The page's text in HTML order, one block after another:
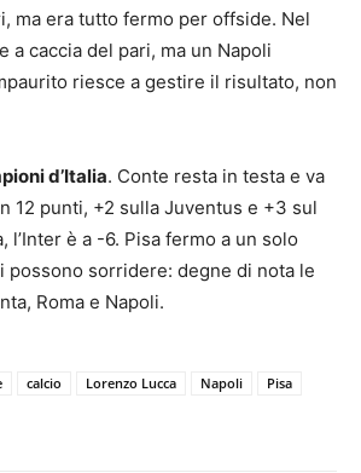
ma era tutto fermo per offside. Nel
a caccia del pari, ma un Napoli
riesce a gestire il risultato, non
d’Italia. Conte resta in testa e va
12 punti, +2 sulla Juventus e +3 sul
l’Inter è a -6. Pisa fermo a un solo
possono sorridere: degne di nota le
Roma e Napoli.
calcio Lorenzo Lucca Napoli
Pisa